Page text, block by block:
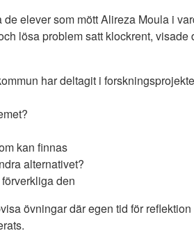
elever som mött Alireza Moula i
lösa problem satt klockrent, visade
har deltagit i
kan finnas
alternativet?
den
övningar där egen tid för